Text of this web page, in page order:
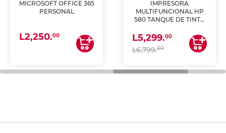
MICROSOFT OFFICE 365
PERSONAL
L2,250.00
IMPRESORA
MULTIFUNCIONAL HP
580 TANQUE DE TINTA
ESCANEA)
L5,299.00
L6,799.00